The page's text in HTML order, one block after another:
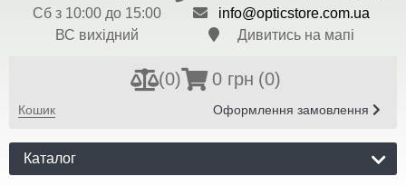
Сб з 10:00 до 15:00
ВС вихідний
info@opticstore.com.ua
Дивитись на мапі
(0) 0 грн (0)
Кошик Оформлення замовлення
Каталог